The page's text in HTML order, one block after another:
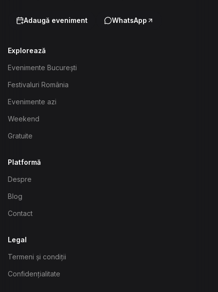
Adaugă eveniment WhatsApp
Explorează
Evenimente București
Festivaluri România
Evenimente azi
Weekend
Gratuite
Platformă
Despre
Blog
Contact
Legal
Termeni și condiții
Confidențialitate